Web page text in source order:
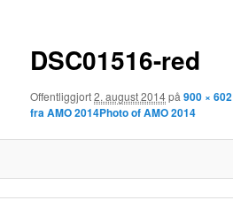
DSC01516-red
Offentliggjort2. august 2014på900 × 602
fra AMO 2014Photo of AMO 2014